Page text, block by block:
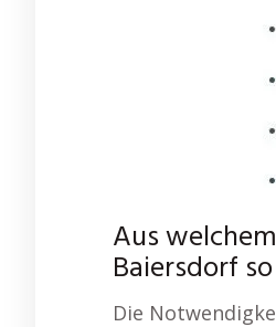
Aus
Baiersdorf
Die